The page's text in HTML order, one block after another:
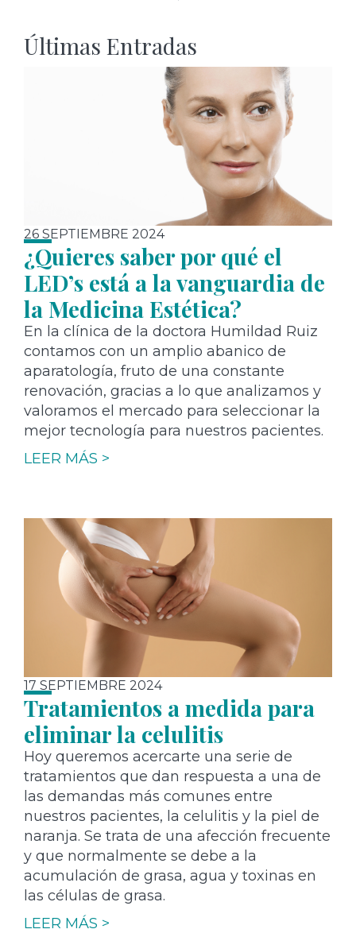
Últimas Entradas
26 SEPTIEMBRE 2024
¿Quieres saber por qué el
LED’s está a la vanguardia de
la Medicina Estética?
En la clínica de la doctora Humildad Ruiz
contamos con un amplio abanico de
aparatología, fruto de una constante
renovación, gracias a lo que analizamos y
valoramos el mercado para seleccionar la
mejor tecnología para nuestros pacientes.
LEER MÁS >
17 SEPTIEMBRE 2024
Tratamientos a medida para
eliminar la celulitis
Hoy queremos acercarte una serie de
tratamientos que dan respuesta a una de
las demandas más comunes entre
nuestros pacientes, la celulitis y la piel de
naranja. Se trata de una afección frecuente
y que normalmente se debe a la
acumulación de grasa, agua y toxinas en
las células de grasa.
LEER MÁS >